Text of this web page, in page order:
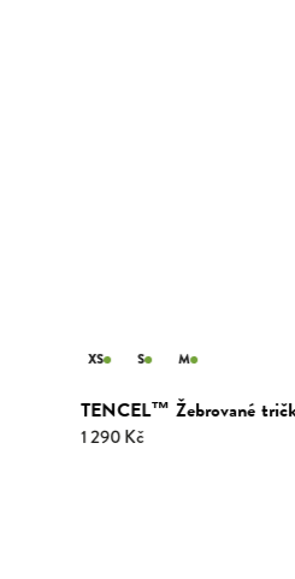
TENCEL™ Žebrované tričko s
1 290 Kč
S M